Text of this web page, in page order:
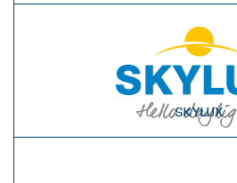
SKYLUX